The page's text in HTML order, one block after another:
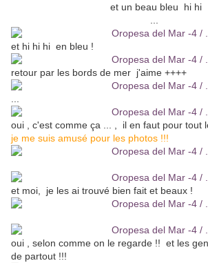
et un beau bleu hi hi
et hi hi hi en bleu !
retour par les bords de mer j'aime ++++
oui , c'est comme ça ... , il en faut pour tout
je me suis amusé pour les photos !!!
et moi, je les ai trouvé bien fait et beaux !
oui , selon comme on le regarde !! et les
de partout !!!